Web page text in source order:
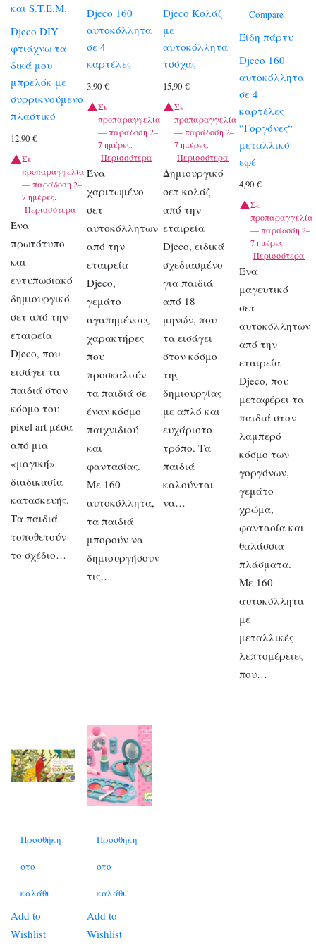
και S.T.E.M.
Djeco DIY
φτιάχνω τα
δικά μου
μπρελόκ με
συρρικνούμενο
πλαστικό
12,90 €
Σε
προπαραγγελία
— παράδοση 2–
7 ημέρες.
Περισσότερα
Ένα
πρωτότυπο
και
εντυπωσιακό
δημιουργικό
σετ από την
εταιρεία
Djeco, που
εισάγει τα
παιδιά στον
κόσμο του
pixel art μέσα
από μια
«μαγική»
διαδικασία
κατασκευής.
Τα παιδιά
τοποθετούν
το σχέδιο…
Djeco 160
αυτοκόλλητα
σε 4
καρτέλες
3,90€
Σε
προπαραγγελία
— παράδοση 2–
7 ημέρες.
Περισσότερα
Ένα
χαριτωμένο
σετ
αυτοκόλλητων
από την
εταιρεία
Djeco,
γεμάτο
αγαπημένους
χαρακτήρες
που
προσκαλούν
τα παιδιά σε
έναν κόσμο
παιχνιδιού
και
φαντασίας.
Με 160
αυτοκόλλητα,
τα παιδιά
μπορούν να
δημιουργήσουν
τις…
Djeco Κολάζ
με
αυτοκόλλητα
τσόχας
15,90€
Σε
προπαραγγελία
— παράδοση 2–
7 ημέρες.
Περισσότερα
Δημιουργικό
σετ κολάζ
από την
εταιρεία
Djeco, ειδικά
σχεδιασμένο
για παιδιά
από 18
μηνών, που
τα εισάγει
στον κόσμο
της
δημιουργίας
με απλό και
ευχάριστο
τρόπο. Τα
παιδιά
καλούνται
να…
Compare
Είδη πάρτυ
Djeco 160
αυτοκόλλητα
σε 4
καρτέλες
“Γοργόνες“
μεταλλικό
εφέ
4,90€
Σε
προπαραγγελία
— παράδοση 2–
7 ημέρες.
Περισσότερα
Ένα
μαγευτικό
σετ
αυτοκόλλητων
από την
εταιρεία
Djeco, που
μεταφέρει τα
παιδιά στον
λαμπερό
κόσμο των
γοργόνων,
γεμάτο
χρώμα,
φαντασία και
θαλάσσια
πλάσματα.
Με 160
αυτοκόλλητα
με
μεταλλικές
λεπτομέρειες
που…
Προσθήκη
στο
καλάθι
Add to
Wishlist
Προσθήκη
στο
καλάθι
Add to
Wishlist